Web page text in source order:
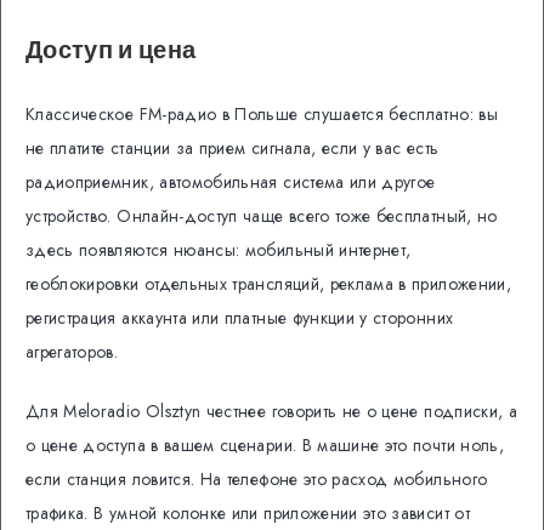
Доступ и цена
Классическое FM-радио в Польше слушается бесплатно: вы
не платите станции за прием сигнала, если у вас есть
радиоприемник, автомобильная система или другое
устройство. Онлайн-доступ чаще всего тоже бесплатный, но
здесь появляются нюансы: мобильный интернет,
геоблокировки отдельных трансляций, реклама в приложении,
регистрация аккаунта или платные функции у сторонних
агрегаторов.
Для Meloradio Olsztyn честнее говорить не о цене подписки, а
о цене доступа в вашем сценарии. В машине это почти ноль,
если станция ловится. На телефоне это расход мобильного
трафика. В умной колонке или приложении это зависит от